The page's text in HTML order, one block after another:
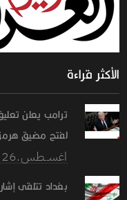
الأكثر قراءة
ترامب يعلن
لفتح مضيق هرمز
02 اغســطس.2026 - 16:15
بغداد تتلقى